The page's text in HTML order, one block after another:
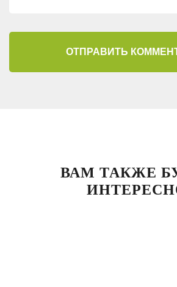
ОТПРАВИТЬ
ВАМ ТАКЖЕ